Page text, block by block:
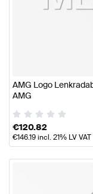
AMG Logo
AMG
€120.82
€146.19incl. 21% LV VAT